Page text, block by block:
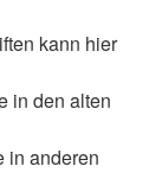
kann hier
in den alten
in anderen